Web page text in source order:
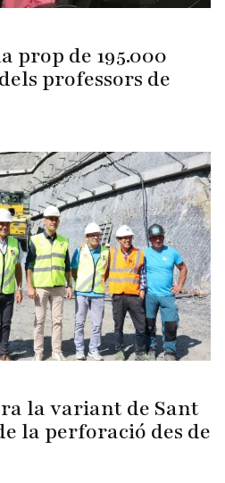
prop de 195.000
professors de
la variant de Sant
la perforació des de